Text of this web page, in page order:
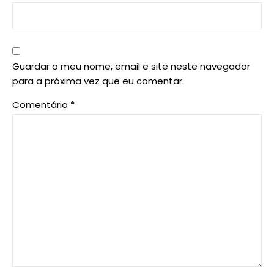
Guardar o meu nome, email e site neste navegador
para a próxima vez que eu comentar.
Comentário *